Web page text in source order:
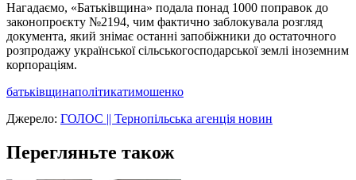
Нагадаємо, «Батьківщина» подала понад 1000 поправок до
законопроєкту №2194, чим фактично заблокувала розгляд
документа, який знімає останні запобіжники до остаточного
розпродажу української сільськогосподарської землі іноземним
корпораціям.
батьківщинаполітикатимошенко
Джерело: ГОЛОС || Тернопільська агенція новин
Перегляньте також